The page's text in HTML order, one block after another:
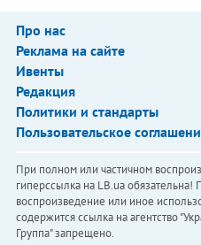
Про нас
Реклама на сайте
Ивенты
Редакция
Политики и стандарты
Пользовательское
При полном или частичном
гиперссылка на LB.ua обязательна!
воспроизведение или иное
содержится ссылка на агентство
Группа" запрещено.